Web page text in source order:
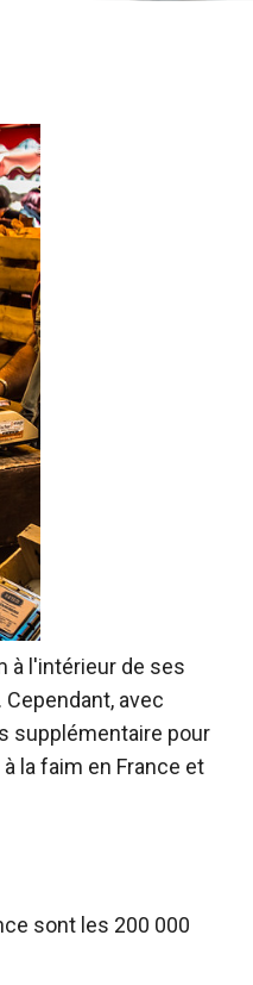
à l'intérieur de ses
avec
supplémentaire pour
la faim en France et
sont les 200 000